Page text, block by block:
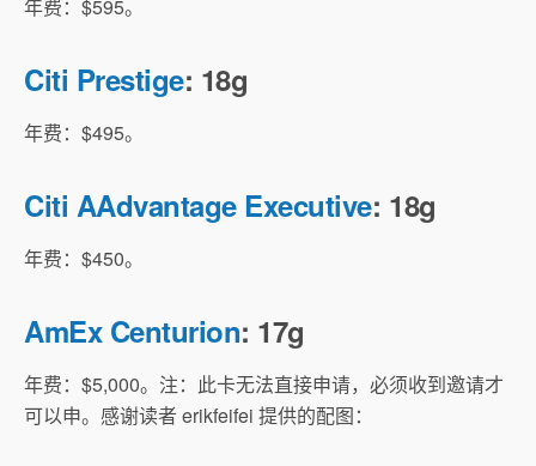
年费：$595。
Citi Prestige: 18g
年费：$495。
Citi AAdvantage Executive: 18g
年费：$450。
AmEx Centurion: 17g
年费：$5,000。注：此卡无法直接申请，必须收到邀请才
可以申。感谢读者 erikfeifei 提供的配图：